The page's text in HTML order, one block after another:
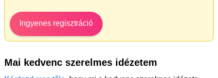
Ingyenes regisztráció
Mai kedvenc szerelmes idézetem